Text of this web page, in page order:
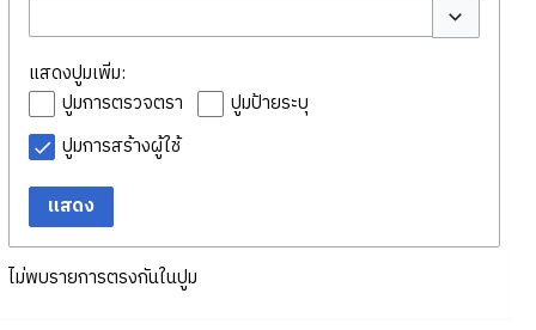
สลับตัวเลือก
แสดงปูมเพิ่ม:
ปูมการตรวจตรา
ปูมป้ายระบุ
ปูมการสร้างผู้ใช้
แสดง
ไม่พบรายการตรงกันในปูม